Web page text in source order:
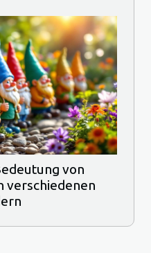
von
verschiedenen